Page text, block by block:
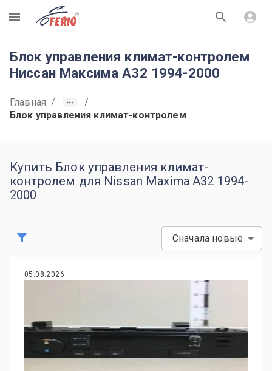
R
Блок управления климат-контролем
Ниссан Максима A32 1994-2000
Главная /
/
Блок управления климат-контролем
Купить Блок управления климат-
контролем для Nissan Maxima A32 1994-
2000
Сначала новые
05.08.2026